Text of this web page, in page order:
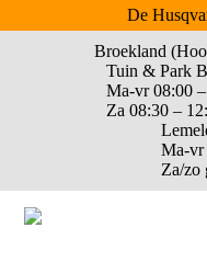
De
Broekland
Tuin & Park
Ma-vr 08:00
Za 08:30 –
Ma-vr
Za/zo